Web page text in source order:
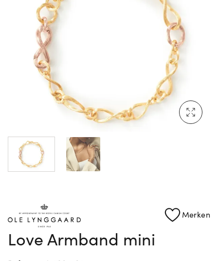
Neu bei Vogl: Uhren von Grand Seiko
Mehr erfahren: Ikonische Uhren von Cartier
Rolex Certified Pre-Owned entdecken
Merken
Love Armband mini